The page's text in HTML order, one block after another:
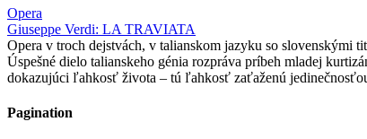
Opera
Giuseppe Verdi: LA TRAVIATA
Opera v troch dejstvách, v talianskom jazyku so slovenskými
Úspešné dielo talianskeho génia rozpráva príbeh mladej
dokazujúci ľahkosť života – tú ľahkosť zaťaženú
Pagination